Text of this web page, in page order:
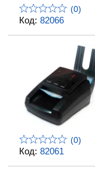
Код: 82066
(0)
Код: 82061
(0)